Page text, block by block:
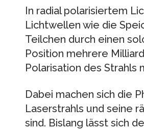
In radial polarisiertem
Lichtwellen wie die
Teilchen durch einen
Position mehrere
Polarisation des Strahls
Dabei machen sich die
Laserstrahls und seine
sind. Bislang lässt sich